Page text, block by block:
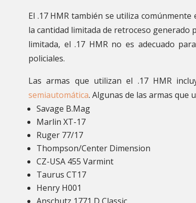
El .17 HMR también se utiliza
la cantidad limitada de retroceso generado
limitada, el .17 HMR no es adecuado
policiales.
Las armas que utilizan el .17 HMR
semiautomática. Algunas de las armas que
Savage B.Mag
Marlin XT-17
Ruger 77/17
Thompson/Center Dimension
CZ-USA 455 Varmint
Taurus CT17
Henry H001